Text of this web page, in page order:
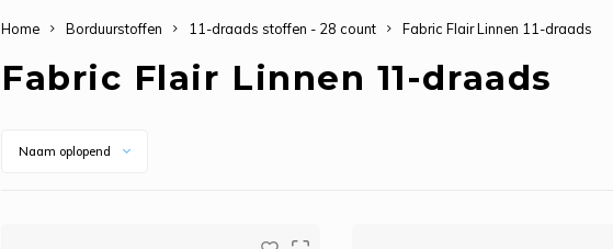
Home Borduurstoffen 11-draads stoffen - 28 count Fabric Flair Linnen 11-draads
Fabric Flair Linnen 11-draads
Naam oplopend